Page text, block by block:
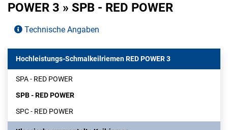
POWER 3 » SPB - RED POWER
Technische Angaben
Hochleistungs-Schmalkeilriemen RED POWER 3
SPA - RED POWER
SPB - RED POWER
SPC - RED POWER